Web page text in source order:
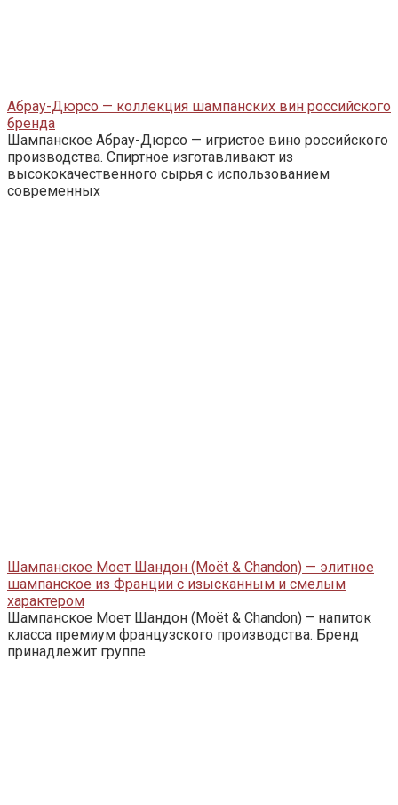
Абрау-Дюрсо — коллекция шампанских вин российского
бренда
Шампанское Абрау-Дюрсо — игристое вино российского
производства. Спиртное изготавливают из
высококачественного сырья с использованием
современных
Шампанское Моет Шандон (Moët & Chandon) — элитное
шампанское из Франции с изысканным и смелым
характером
Шампанское Моет Шандон (Moët & Chandon) – напиток
класса премиум французского производства. Бренд
принадлежит группе